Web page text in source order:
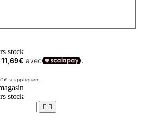
stock
stock
 